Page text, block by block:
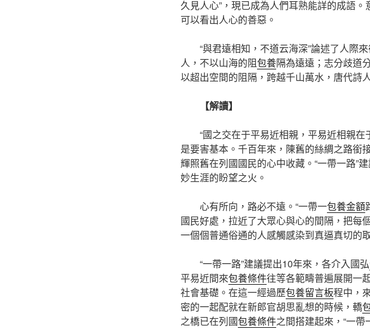
久見人心”，現已成為人們耳熟能詳的成語
可以看出人心的善惡。
“與君遠相知，不道云海深”論述了人際
人，不以山海的阻包養隔為遠遠；志分歧道
以超出空間的阻隔，跨越千山萬水，唐代詩
【解讀】
“國之交在于平易近相親，平易近相親在
是要害基本。千百年來，陳舊的絲綢之路銜
輝照舊在列國國民的心中收藏。“一帶一路”
妙生涯的盼望之火。
心有所向，路必不遠。“一帶一包養金額
國民好處，拉近了大眾心與心的間隔，把每
一個個普通俗通的人感觸感染到真逼真切的
“一帶一路”建議提出10年來，各介入國弘
平易近間來包養條件往等各範疇普遍展開一
社會基礎。在這一經過歷包養留言板程中，
密的一起配就在新郎官胡思亂想的時候，轎
之橋已在列國包養條件之間搭建起來，“一帶